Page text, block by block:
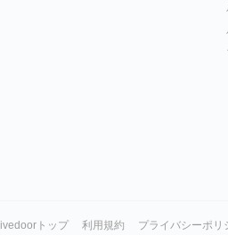
livedoorトップ 利用規約 プライバシーポリ